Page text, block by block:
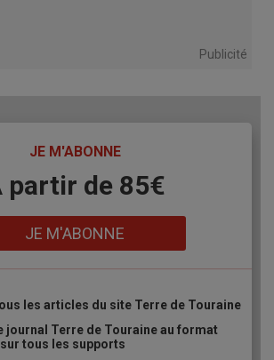
Publicité
JE M'ABONNE
partir de 85€
JE M'ABONNE
les articles du site Terre de Touraine
journal Terre de Touraine au format
tous les supports